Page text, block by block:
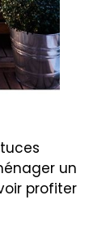
un
profiter